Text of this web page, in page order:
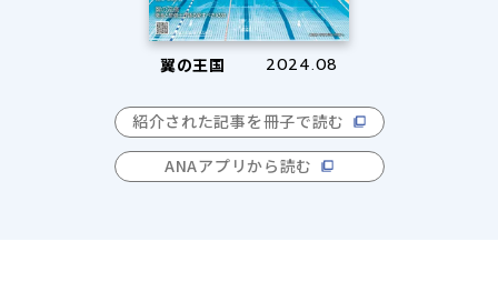
翼の王国 2024.08
紹介された記事を冊子で読む
ANAアプリから読む